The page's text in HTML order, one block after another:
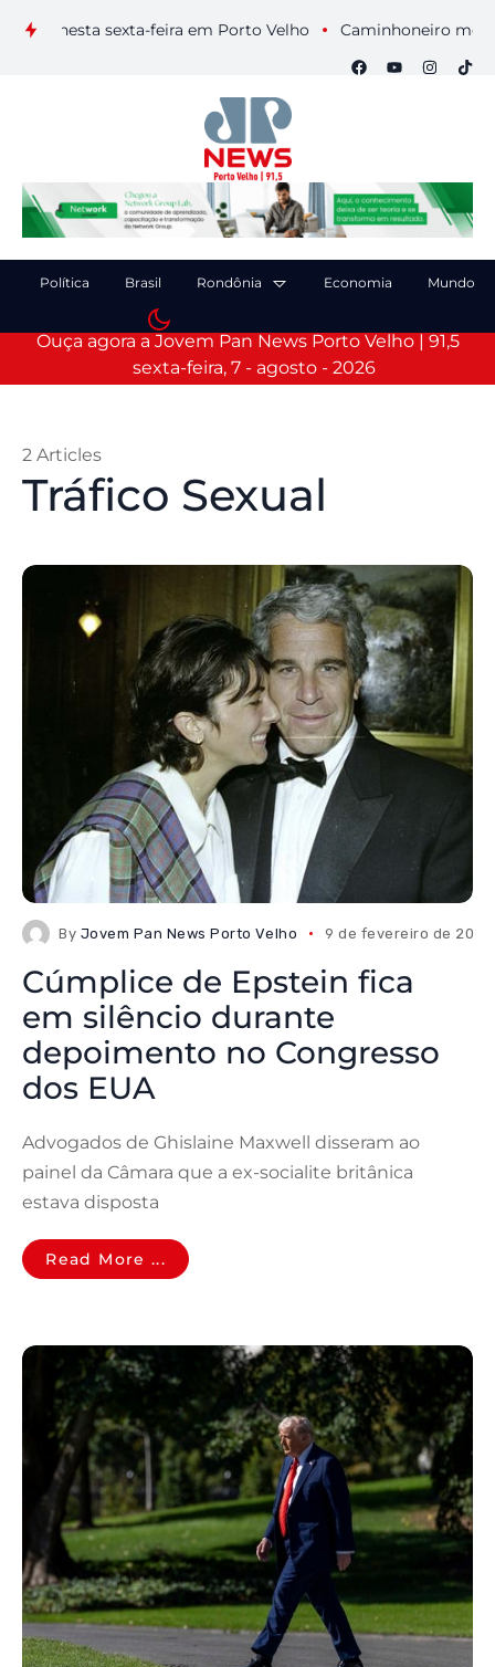
nesta sexta-feira em Porto Velho Caminhoneiro morre
Política Brasil Rondônia Economia Mundo
Ouça agora a Jovem Pan News Porto Velho | 91,5
sexta-feira, 7 - agosto - 2026
Tráfico Sexual
2 Articles
By Jovem Pan News Porto Velho 9 de fevereiro de 2026
Cúmplice de Epstein fica
em silêncio durante
depoimento no Congresso
dos EUA
Advogados de Ghislaine Maxwell disseram ao
painel da Câmara que a ex-socialite britânica
estava disposta
Read More ...